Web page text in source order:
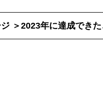
＞2023年に達成できた